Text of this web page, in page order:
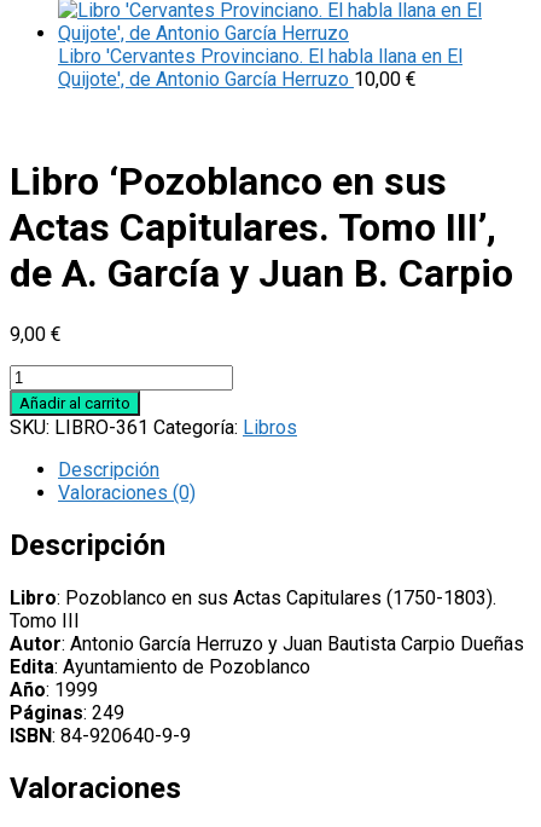
Libro 'Cervantes Provinciano. El habla llana en El
Quijote', de Antonio García Herruzo 10,00 €
Libro ‘Pozoblanco en sus
Actas Capitulares. Tomo III’,
de A. García y Juan B. Carpio
9,00 €
Libro
'Pozoblanco
en
Actas
Capitulares.
III',
de
García
y
Juan
B.
Carpio
cantidad
Añadir al carrito
SKU: LIBRO-361 Categoría: Libros
Descripción
Valoraciones (0)
Descripción
Libro: Pozoblanco en sus Actas Capitulares (1750-1803).
Tomo III
Autor: Antonio García Herruzo y Juan Bautista Carpio Dueñas
Edita: Ayuntamiento de Pozoblanco
Año: 1999
Páginas: 249
ISBN: 84-920640-9-9
Valoraciones